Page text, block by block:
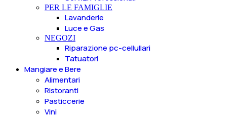
PER LE FAMIGLIE
Lavanderie
Luce e Gas
NEGOZI
Riparazione pc-cellullari
Tatuatori
Mangiare e Bere
Alimentari
Ristoranti
Pasticcerie
Vini